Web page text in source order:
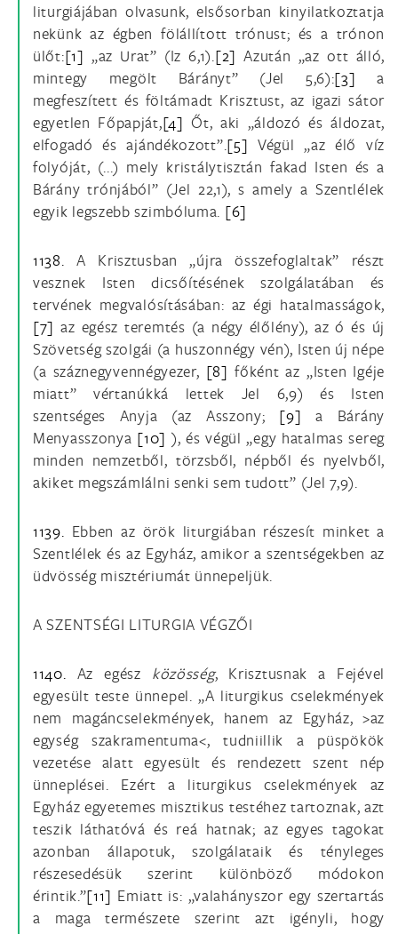
liturgiájában olvasunk, elsősorban kinyilatkoztatja
nekünk az égben fölállított trónust; és a trónon
ülőt:[1] „az Urat” (Iz 6,1).[2] Azután „az ott álló,
mintegy megölt Bárányt” (Jel 5,6):[3] a
megfeszített és föltámadt Krisztust, az igazi sátor
egyetlen Főpapját,[4] Őt, aki „áldozó és áldozat,
elfogadó és ajándékozott”.[5] Végül „az élő víz
folyóját, (...) mely kristálytisztán fakad Isten és a
Bárány trónjából” (Jel 22,1), s amely a Szentlélek
egyik legszebb szimbóluma. [6]
1138.A Krisztusban „újra összefoglaltak” részt
vesznek Isten dicsőítésének szolgálatában és
tervének megvalósításában: az égi hatalmasságok,
[7] az egész teremtés (a négy élőlény), az ó és új
Szövetség szolgái (a huszonnégy vén), Isten új népe
(a száznegyvennégyezer, [8] főként az „Isten Igéje
miatt” vértanúkká lettek Jel 6,9) és Isten
szentséges Anyja (az Asszony; [9] a Bárány
Menyasszonya [10] ), és végül „egy hatalmas sereg
minden nemzetből, törzsből, népből és nyelvből,
akiket megszámlálni senki sem tudott” (Jel 7,9).
1139. Ebben az örök liturgiában részesít minket a
Szentlélek és az Egyház, amikor a szentségekben az
üdvösség misztériumát ünnepeljük.
A SZENTSÉGI LITURGIA VÉGZŐI
1140. Az egész közösség, Krisztusnak a Fejével
egyesült teste ünnepel. „A liturgikus cselekmények
nem magáncselekmények, hanem az Egyház, >az
egység szakramentuma<, tudniillik a püspökök
vezetése alatt egyesült és rendezett szent nép
ünneplései. Ezért a liturgikus cselekmények az
Egyház egyetemes misztikus testéhez tartoznak, azt
teszik láthatóvá és reá hatnak; az egyes tagokat
azonban állapotuk, szolgálataik és tényleges
részesedésük szerint különböző módokon
érintik.”[11] Emiatt is: „valahányszor egy szertartás
a maga természete szerint azt igényli, hogy